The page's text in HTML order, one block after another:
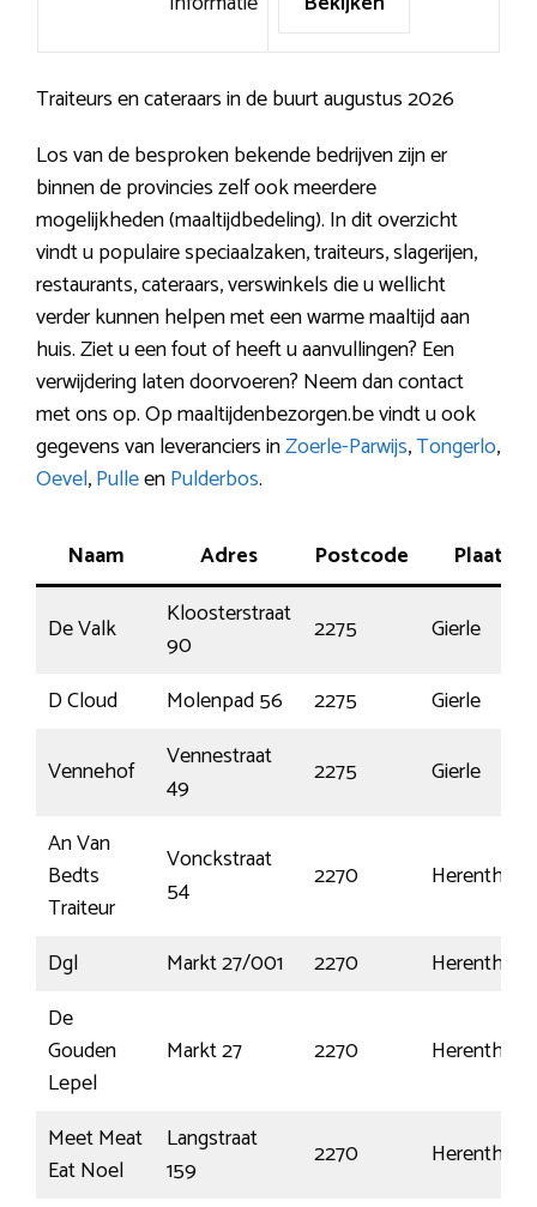
Traiteurs en cateraars in de buurt augustus 2026
Los van de besproken bekende bedrijven zijn er
binnen de provincies zelf ook meerdere
mogelijkheden (maaltijdbedeling). In dit overzicht
vindt u populaire speciaalzaken, traiteurs, slagerijen,
restaurants, cateraars, verswinkels die u wellicht
verder kunnen helpen met een warme maaltijd aan
huis. Ziet u een fout of heeft u aanvullingen? Een
verwijdering laten doorvoeren? Neem dan contact
met ons op. Op maaltijdenbezorgen.be vindt u ook
gegevens van leveranciers inZoerle-Parwijs,Tongerlo,
Oevel,PulleenPulderbos.
Naam Adres Postcode Plaats
De Valk
Kloosterstraat
90
2275
Gierle
D Cloud
Molenpad 56 2275
Gierle
Vennehof
Vennestraat
49
2275
Gierle
An Van
Bedts
Traiteur
Vonckstraat
54
2270 Herenthout
Dgl Markt 27/001 2270
Herenthout
De
Gouden
Lepel
Markt 27 2270 Herenthout
Meet Meat
Eat Noel
Langstraat
159
2270
Herenthout